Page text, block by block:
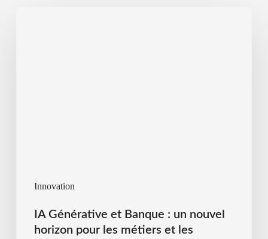
Innovation
IA Générative et Banque : un nouvel
horizon pour les métiers et les